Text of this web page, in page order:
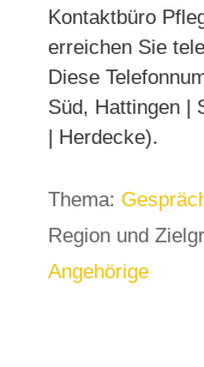
Kontaktbüro
erreichen Sie
Diese
Süd, Hattingen |
| Herdecke).
Thema:
Region und
Angehörige